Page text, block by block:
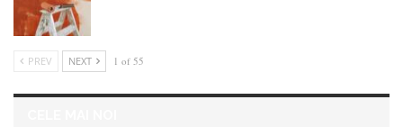
PREV NEXT 1 of 55